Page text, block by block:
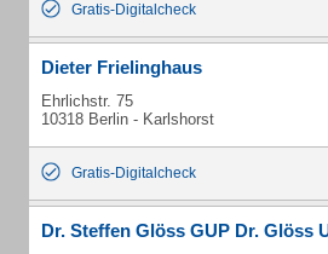
Gratis-Digitalcheck
Dieter Frielinghaus
Ehrlichstr. 75
10318 Berlin - Karlshorst
Gratis-Digitalcheck
Dr. Steffen Glöss GUP Dr. Glöss